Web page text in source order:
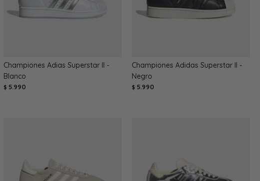
Championes Adias Superstar II -
Blanco
$ 5.990
Championes Adidas Superstar II -
Negro
$ 5.990